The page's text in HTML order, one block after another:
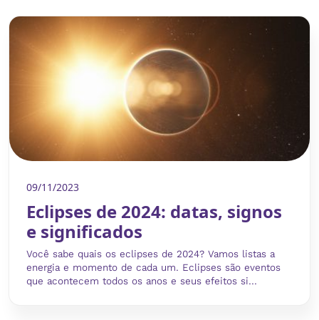
09/11/2023
Eclipses de 2024: datas, signos
e significados
Você sabe quais os eclipses de 2024? Vamos listas a
energia e momento de cada um. Eclipses são eventos
que acontecem todos os anos e seus efeitos si...